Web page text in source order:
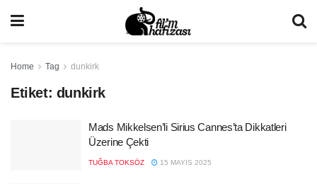
Home Tag dunkirk
Etiket: dunkirk
Mads Mikkelsen’li Sirius Cannes’ta Dikkatleri
Üzerine Çekti
TUĞBA TOKSÖZ 15 MAYIS 2025